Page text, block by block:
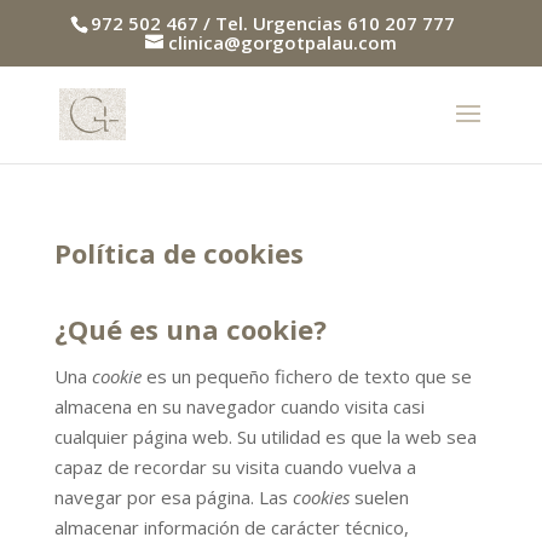
972 502 467 / Tel. Urgencias 610 207 777
clinica@gorgotpalau.com
Política de cookies
¿Qué es una cookie?
Una cookiees un pequeño fichero de texto que se
almacena en su navegador cuando visita casi
cualquier página web. Su utilidad es que la web sea
capaz de recordar su visita cuando vuelva a
navegar por esa página. Las cookiessuelen
almacenar información de carácter técnico,